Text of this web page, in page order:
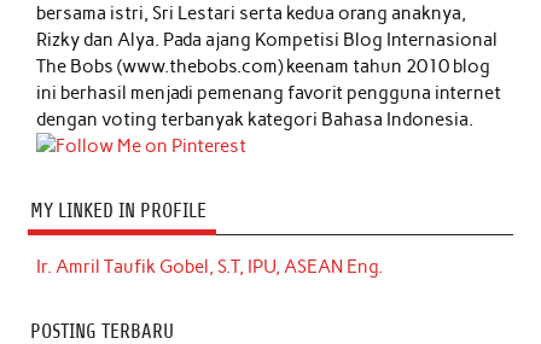
bersama istri, Sri Lestari serta kedua orang anaknya,
Rizky dan Alya. Pada ajang Kompetisi Blog Internasional
The Bobs (www.thebobs.com) keenam tahun 2010 blog
ini berhasil menjadi pemenang favorit pengguna internet
dengan voting terbanyak kategori Bahasa Indonesia.
MY LINKED IN PROFILE
Ir. Amril Taufik Gobel, S.T, IPU, ASEAN Eng.
POSTING TERBARU